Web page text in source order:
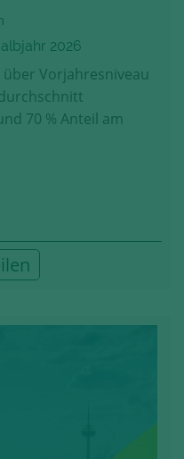
2026
Vorjahresniveau
70 % Anteil am